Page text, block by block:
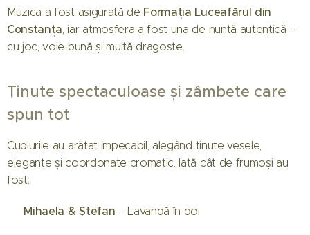
Muzica a fost asigurată de Formația Luceafărul din
Constanța, iar atmosfera a fost una de nuntă autentică –
cu joc, voie bună și multă dragoste.
Ținute spectaculoase și zâmbete care
spun tot
Cuplurile au arătat impecabil, alegând ținute vesele,
elegante și coordonate cromatic. Iată cât de frumoși au
fost:
Mihaela & Ștefan – Lavandă în doi